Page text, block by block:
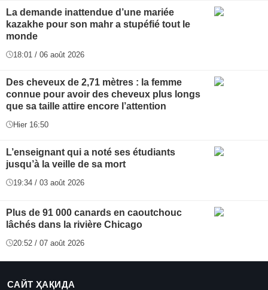
La demande inattendue d’une mariée
kazakhe pour son mahr a stupéfié tout le
monde
18:01 / 06 août 2026
Des cheveux de 2,71 mètres : la femme
connue pour avoir des cheveux plus longs
que sa taille attire encore l’attention
Hier 16:50
L’enseignant qui a noté ses étudiants
jusqu’à la veille de sa mort
19:34 / 03 août 2026
Plus de 91 000 canards en caoutchouc
lâchés dans la rivière Chicago
20:52 / 07 août 2026
САЙТ ҲАҚИДА